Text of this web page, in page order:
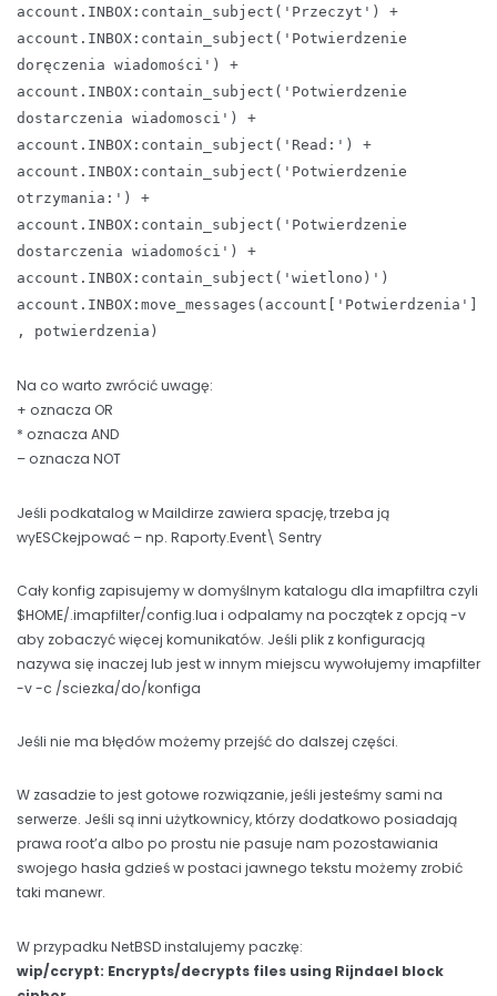
account.INBOX:contain_subject('Przeczyt') +
account.INBOX:contain_subject('Potwierdzenie
doręczenia wiadomości') +
account.INBOX:contain_subject('Potwierdzenie
dostarczenia wiadomosci') +
account.INBOX:contain_subject('Read:') +
account.INBOX:contain_subject('Potwierdzenie
otrzymania:') +
account.INBOX:contain_subject('Potwierdzenie
dostarczenia wiadomości') +
account.INBOX:contain_subject('wietlono)')
account.INBOX:move_messages(account['Potwierdzenia']
, potwierdzenia)
Na co warto zwrócić uwagę:
+ oznacza OR
* oznacza AND
– oznacza NOT
Jeśli podkatalog w Maildirze zawiera spację, trzeba ją
wyESCkejpować – np. Raporty.Event\ Sentry
Cały konfig zapisujemy w domyślnym katalogu dla imapfiltra czyli
$HOME/.imapfilter/config.lua i odpalamy na początek z opcją -v
aby zobaczyć więcej komunikatów. Jeśli plik z konfiguracją
nazywa się inaczej lub jest w innym miejscu wywołujemy imapfilter
-v -c /sciezka/do/konfiga
Jeśli nie ma błędów możemy przejść do dalszej części.
W zasadzie to jest gotowe rozwiązanie, jeśli jesteśmy sami na
serwerze. Jeśli są inni użytkownicy, którzy dodatkowo posiadają
prawa root’a albo po prostu nie pasuje nam pozostawiania
swojego hasła gdzieś w postaci jawnego tekstu możemy zrobić
taki manewr.
W przypadku NetBSD instalujemy paczkę:
wip/ccrypt: Encrypts/decrypts files using Rijndael block